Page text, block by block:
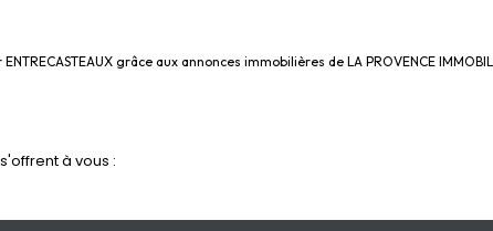
grâce aux annonces immobilières de LA PROVENCE
à vous :